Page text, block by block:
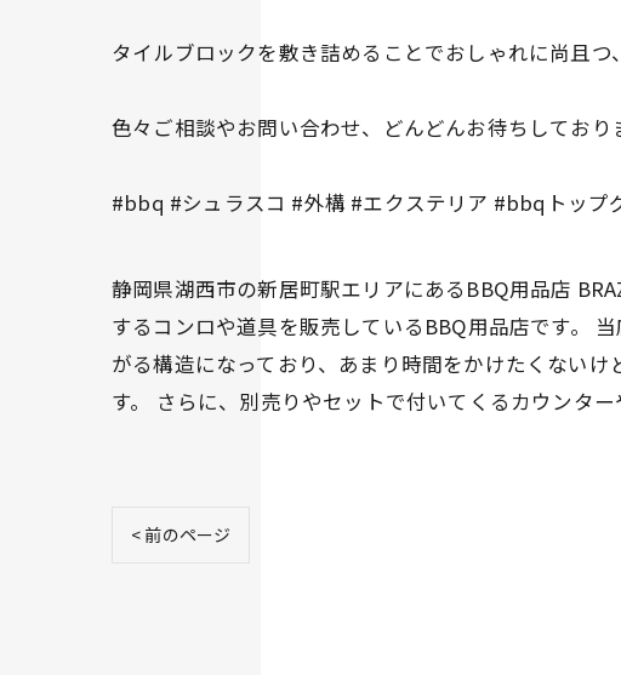
タイルブロックを敷き詰めることでおしゃれに尚且
色々ご相談やお問い合わせ、どんどんお待ちしておりま
#bbq #シュラスコ #外構 #エクステリア #bbqトップ
静岡県湖西市の新居町駅エリアにあるBBQ用品店
するコンロや道具を販売しているBBQ用品店です。
がる構造になっており、あまり時間をかけたくない
す。 さらに、別売りやセットで付いてくるカウンタ
< 前のページ